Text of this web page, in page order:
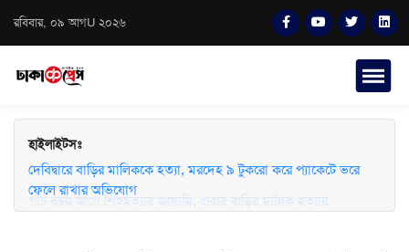
রবিবার, ০৯ আগU ২০২৬
হাইলাইটসঃ
পাঁচ বছর আগে শিশুহত্যার আসামি, এবার বাড়ির মালিক হত্যার
দেবিদ্বারে বাড়ির মালিককে হত্যা, মরদেহ ৯ টুকরো করে প্যাকেটে ভরে
ফেলে রাখার অভিযোগ